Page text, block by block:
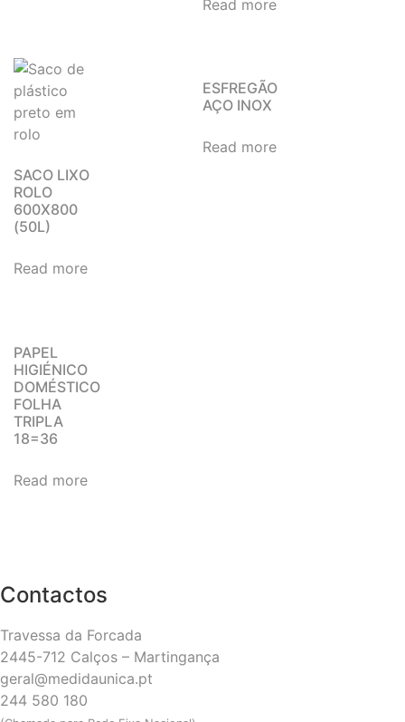
Read more
SACO LIXO
ROLO
600X800
(50L)
Read more
ESFREGÃO
AÇO INOX
Read more
PAPEL
HIGIÉNICO
DOMÉSTICO
FOLHA
TRIPLA
18=36
Read more
Contactos
Travessa da Forcada
2445-712 Calços – Martingança
geral@medidaunica.pt
244 580 180